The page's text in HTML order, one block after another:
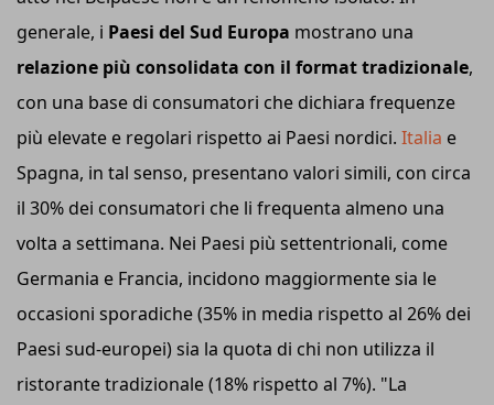
generale, i Paesi del Sud Europa mostrano una
relazione più consolidata con il format tradizionale,
con una base di consumatori che dichiara frequenze
più elevate e regolari rispetto ai Paesi nordici. Italia e
Spagna, in tal senso, presentano valori simili, con circa
il 30% dei consumatori che li frequenta almeno una
volta a settimana. Nei Paesi più settentrionali, come
Germania e Francia, incidono maggiormente sia le
occasioni sporadiche (35% in media rispetto al 26% dei
Paesi sud-europei) sia la quota di chi non utilizza il
ristorante tradizionale (18% rispetto al 7%). "La